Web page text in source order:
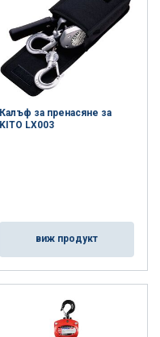
Калъф за пренасяне за
KITO LX003
виж продукт